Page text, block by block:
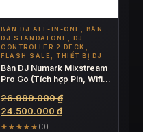
BÀN DJ ALL-IN-ONE, BÀN
DJ STANDALONE, DJ
CONTROLLER 2 DECK,
FLASH SALE, THIẾT BỊ DJ
Bàn DJ Numark Mixstream
Pro Go (Tích hợp Pin, Wifi,
26.999.000₫Giá
24.500.000 ₫Giá
★★★★★ (0)